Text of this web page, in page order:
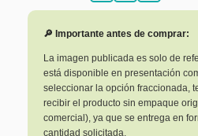
🔎 Importante antes de comprar:
La imagen publicada es solo de
está disponible en presentación
seleccionar la opción fraccionada,
recibir el producto sin empaque
comercial), ya que se entrega en
cantidad solicitada.